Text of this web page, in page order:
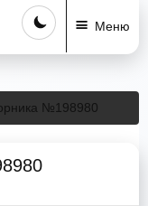
Меню
№198980